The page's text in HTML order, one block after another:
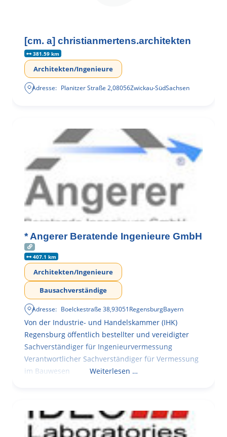
[cm. a] christianmertens.architekten
381.59 km
Architekten/Ingenieure
Adresse: Planitzer Straße 2,08056Zwickau-SüdSachsen
* Angerer Beratende Ingenieure GmbH
407.1 km
Architekten/Ingenieure
Bausachverständige
Adresse: Boelckestraße 38,93051RegensburgBayern
Von der Industrie- und Handelskammer (IHK)
Regensburg öffentlich bestellter und vereidigter
Sachverständiger für Ingenieurvermessung
Verantwortlicher Sachverständiger für Vermessung
im Bauwesen
Weiterlesen …